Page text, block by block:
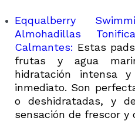
Eqqualberry
Almohadillas
Calmantes: Estas
frutas y agua
hidratación intensa
inmediato. Son
o deshidratadas, y
sensación de frescor y